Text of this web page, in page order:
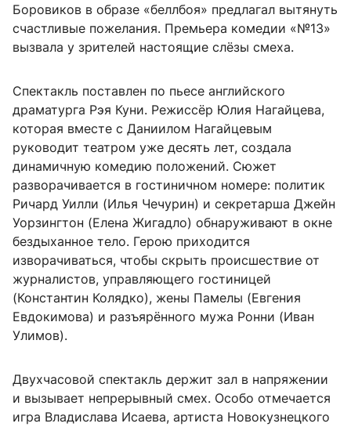
Боровиков в образе «беллбоя» предлагал вытянуть
счастливые пожелания. Премьера комедии «№13»
вызвала у зрителей настоящие слёзы смеха.
Спектакль поставлен по пьесе английского
драматурга Рэя Куни. Режиссёр Юлия Нагайцева,
которая вместе с Даниилом Нагайцевым
руководит театром уже десять лет, создала
динамичную комедию положений. Сюжет
разворачивается в гостиничном номере: политик
Ричард Уилли (Илья Чечурин) и секретарша Джейн
Уорзингтон (Елена Жигадло) обнаруживают в окне
бездыханное тело. Герою приходится
изворачиваться, чтобы скрыть происшествие от
журналистов, управляющего гостиницей
(Константин Колядко), жены Памелы (Евгения
Евдокимова) и разъярённого мужа Ронни (Иван
Улимов).
Двухчасовой спектакль держит зал в напряжении
и вызывает непрерывный смех. Особо отмечается
игра Владислава Исаева, артиста Новокузнецкого